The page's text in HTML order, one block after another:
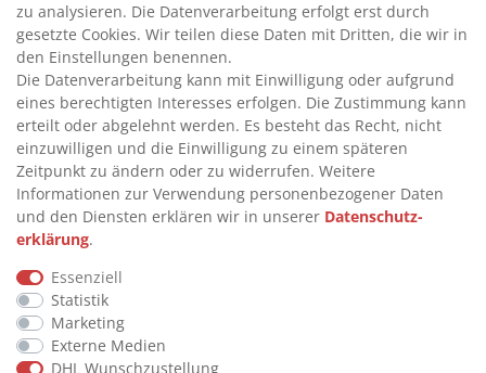
INFORMATIONEN
>
FAQ
>
VERTRAG WIDERRUFEN
>
WIDERRUFSRECHT
>
WIDERRUFSFORMULAR
IMPRESSUM
>
DATENSCHUTZERKLÄRUNG
>
AGB
>
KONTAKT
zu analysieren. Die Datenverarbeitung erfolgt erst durch
gesetzte Cookies. Wir teilen diese Daten mit Dritten, die wir in
den Einstellungen benennen.
Die Datenverarbeitung kann mit Einwilligung oder aufgrund
eines berechtigten Interesses erfolgen. Die Zustimmung kann
erteilt oder abgelehnt werden. Es besteht das Recht, nicht
einzuwilligen und die Einwilligung zu einem späteren
Zeitpunkt zu ändern oder zu widerrufen. Weitere
Informationen zur Verwendung personenbezogener Daten
und den Diensten erklären wir in unserer Daten­schutz­
erklärung.
Essenziell
Statistik
Marketing
Externe Medien
DHL Wunschzustellung